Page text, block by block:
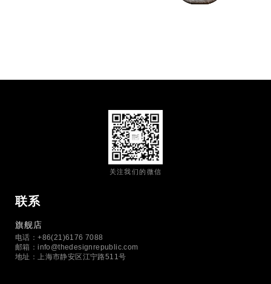
关注我们的微信
联系
旗舰店
电话：+86(21)6176 7088
邮箱：info@thedesignrepublic.com
地址：上海市静安区江宁路511号